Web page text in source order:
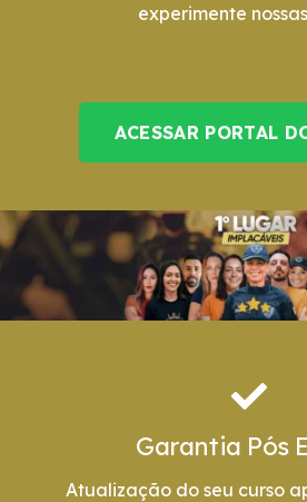
experimente
ACESSAR PORTAL
Garantia Pós
Atualização do seu curso